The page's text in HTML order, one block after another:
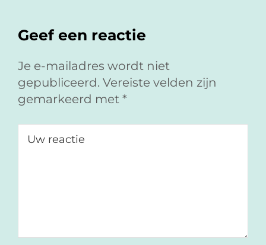
b
k
e
n
Interacties
Geef een reactie
Je e-mailadres wordt niet
gepubliceerd. Vereiste velden zijn
gemarkeerd met *